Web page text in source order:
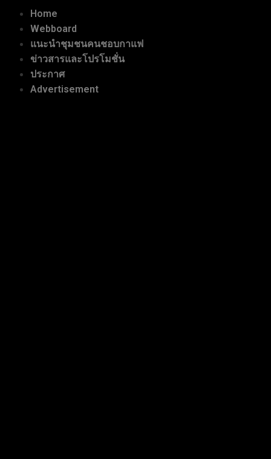
Home
Webboard
แนะนำชุมชนคนชอบกาแฟ
ข่าวสารและโปรโมชั่น
ประกาศ
Advertisement